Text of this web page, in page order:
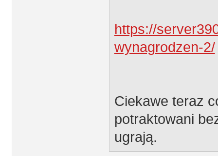
https://
wynagrodzen-2/
Ciekawe teraz
potraktowani
ugrają.